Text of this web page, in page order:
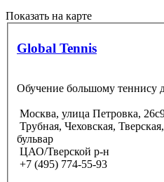
Показать на карте
Global Tennis
Обучение большому теннису
Москва, улица Петровка,
Трубная, Чеховская,
бульвар
ЦАО/Тверской р-н
+7 (495) 774-55-93